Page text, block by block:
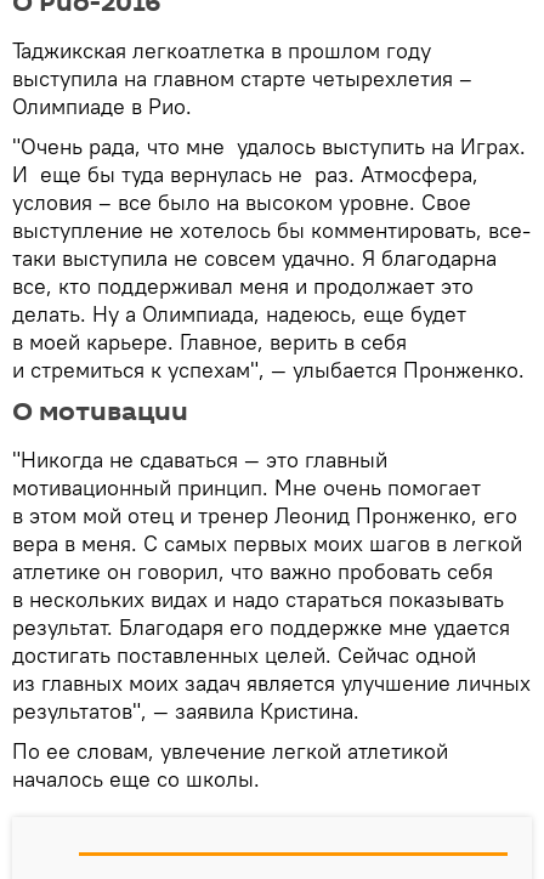
Таджикская легкоатлетка в прошлом году
выступила на главном старте четырехлетия –
Олимпиаде в Рио.
"Очень рада, что мне удалось выступить на Играх.
И еще бы туда вернулась не раз. Атмосфера,
условия – все было на высоком уровне. Свое
выступление не хотелось бы комментировать, все-
таки выступила не совсем удачно. Я благодарна
все, кто поддерживал меня и продолжает это
делать. Ну а Олимпиада, надеюсь, еще будет
в моей карьере. Главное, верить в себя
и стремиться к успехам", — улыбается Пронженко.
О мотивации
"Никогда не сдаваться — это главный
мотивационный принцип. Мне очень помогает
в этом мой отец и тренер Леонид Пронженко, его
вера в меня. С самых первых моих шагов в легкой
атлетике он говорил, что важно пробовать себя
в нескольких видах и надо стараться показывать
результат. Благодаря его поддержке мне удается
достигать поставленных целей. Сейчас одной
из главных моих задач является улучшение личных
результатов", — заявила Кристина.
По ее словам, увлечение легкой атлетикой
началось еще со школы.